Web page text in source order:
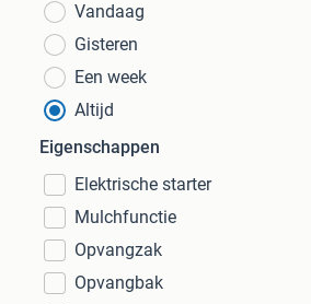
Vandaag
Gisteren
Een week
Altijd
Eigenschappen
Elektrische starter
Mulchfunctie
Opvangzak
Opvangbak